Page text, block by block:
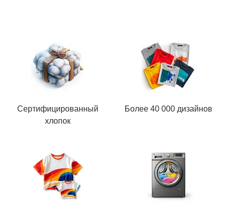
Сертифицированный
хлопок
Более 40 000 дизайнов